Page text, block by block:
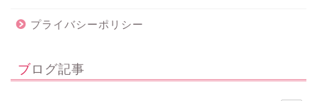
プライバシーポリシー
ブログ記事